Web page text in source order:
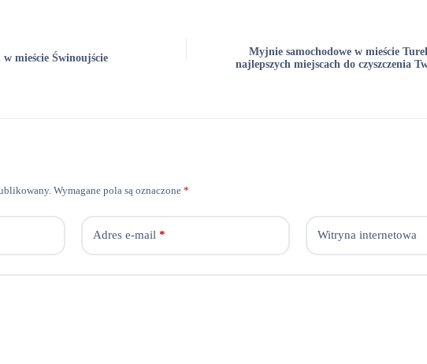
mieście Świnoujście
Myjnie samochodowe w mieście
najlepszych miejscach do czyszczenia
Wymagane pola są oznaczone*
Adres e-mail * Witryna internetowa